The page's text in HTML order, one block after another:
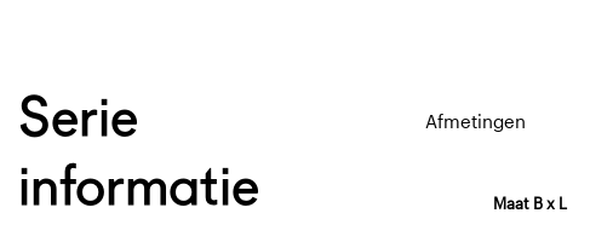
Serie
informatie
Afmetingen
Maat B x L